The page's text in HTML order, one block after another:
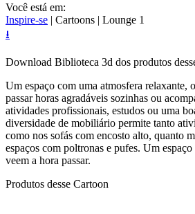
Você está em:
Inspire-se | Cartoons | Lounge 1
⭳
Download Biblioteca 3d dos produtos
Um espaço com uma atmosfera relaxante,
passar horas agradáveis sozinhas ou
atividades profissionais, estudos ou uma
diversidade de mobiliário permite tanto
como nos sofás com encosto alto, quanto
espaços com poltronas e pufes. Um espaço
veem a hora passar.
Produtos desse Cartoon